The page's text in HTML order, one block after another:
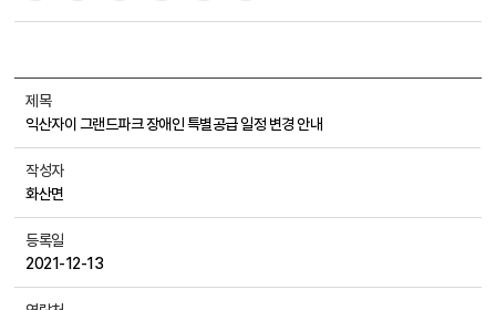
제목
익산자이 그랜드파크 장애인 특별공급 일정 변경 안내
작성자
화산면
등록일
2021-12-13